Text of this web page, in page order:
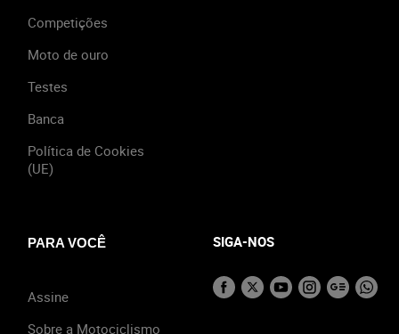
Competições
Moto de ouro
Testes
Banca
Política de Cookies
(UE)
PARA VOCÊ
Assine
Sobre a Motociclismo
SIGA-NOS